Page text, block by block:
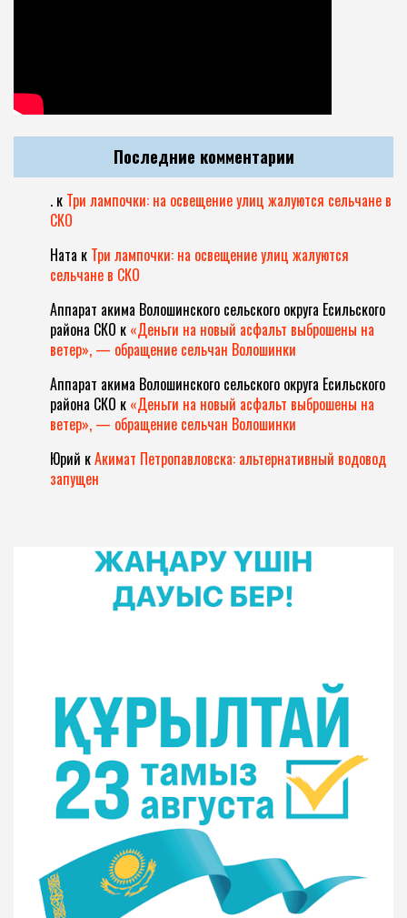
Последние комментарии
. к Три лампочки: на освещение улиц жалуются сельчане в
СКО
Ната к Три лампочки: на освещение улиц жалуются
сельчане в СКО
Аппарат акима Волошинского сельского округа Есильского
района СКО к «Деньги на новый асфальт выброшены на
ветер», — обращение сельчан Волошинки
Аппарат акима Волошинского сельского округа Есильского
района СКО к «Деньги на новый асфальт выброшены на
ветер», — обращение сельчан Волошинки
Юрий кАкимат Петропавловска: альтернативный водовод
запущен